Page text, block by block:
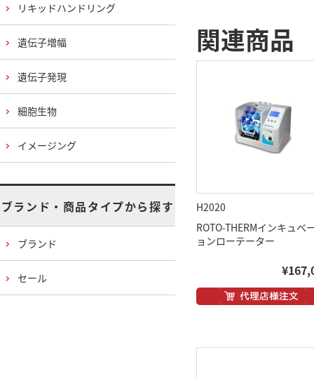
関連商品
H2020
ROTO-THERMインキュベ
ョンローテーター
リキッドハンドリング
遺伝子増幅
遺伝子発現
細胞生物
イメージング
ブランド・商品タイプから探す
ブランド
セール